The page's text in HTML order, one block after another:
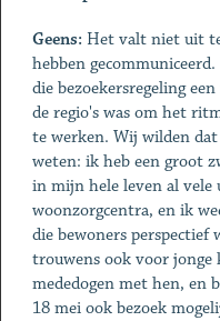
Geens: Het valt niet uit
hebben
die bezoekersregeling
de regio's was om het
te werken. Wij wilden
weten: ik heb een groot
in mijn hele leven al vele
woonzorgcentra, en ik
die bewoners perspectief
trouwens ook voor jonge
mededogen met hen, en
18 mei ook bezoek